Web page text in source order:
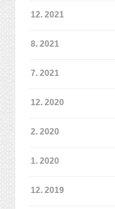
12. 2021
8. 2021
7. 2021
12. 2020
2. 2020
1. 2020
12. 2019